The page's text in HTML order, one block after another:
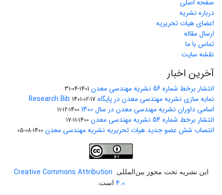
صفحه اصلی
درباره نشریه
اعضای هیات تحریریه
ارسال مقاله
تماس با ما
نقشه سایت
آخرین اخبار
انتشار برخط شماره 56 نشریه مهندسی معدن 1401-04-31
نمایه سازی نشریه مهندسی معدن در پایگاه Research Bib 1401-02-17
اسامی داوران نشریه مهندسی معدن در سال 1400 1400-12-11
انتشار برخط شماره 54 نشریه مهندسی معدن 1400-11-17
انتصاب شش عضو جدید هیات تحریریه نشریه مهندسی معدن 1400-08-05
این نشریه تحت مجوز بین‌المللی
Creative Commons Attribution
4.0 است.